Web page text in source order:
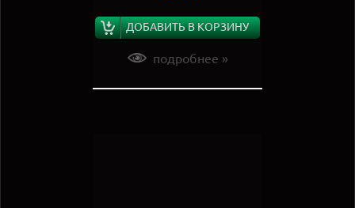
ДОБАВИТЬ В КОРЗИНУ
подробнее »